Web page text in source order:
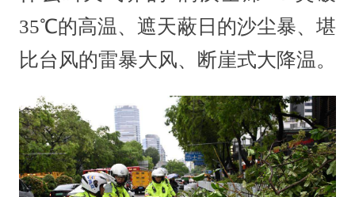
35℃的高温、遮天蔽日的沙尘暴、堪
比台风的雷暴大风、断崖式大降温。